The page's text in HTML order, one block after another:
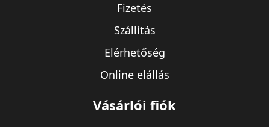
Fizetés
Szállítás
Elérhetőség
Online elállás
Vásárlói fiók